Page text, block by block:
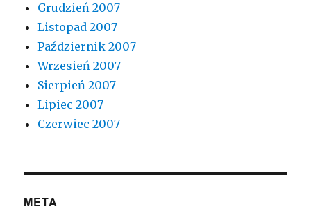
Grudzień 2007
Listopad 2007
Październik 2007
Wrzesień 2007
Sierpień 2007
Lipiec 2007
Czerwiec 2007
META